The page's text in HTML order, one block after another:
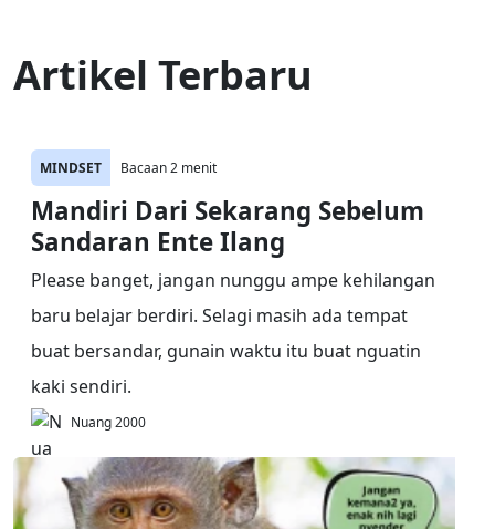
Artikel Terbaru
MINDSET Bacaan 2 menit
Mandiri Dari Sekarang Sebelum
Sandaran Ente Ilang
Please banget, jangan nunggu ampe kehilangan
baru belajar berdiri. Selagi masih ada tempat
buat bersandar, gunain waktu itu buat nguatin
kaki sendiri.
Nuang 2000